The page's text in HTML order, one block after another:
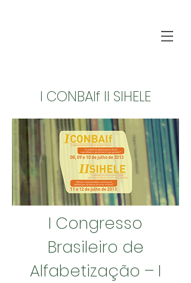
I CONBAlf II SIHELE
I Congresso
Brasileiro de
Alfabetização – I